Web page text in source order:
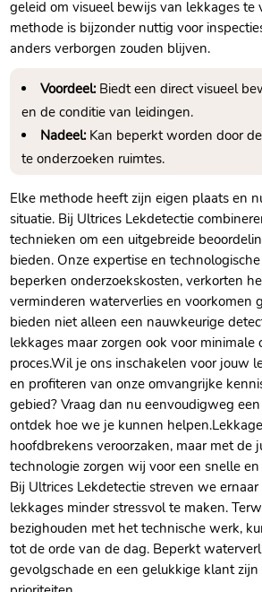
geleid om visueel bewijs van lekkages te
methode is bijzonder nuttig voor
anders verborgen zouden blijven.​
Voordeel:Biedt een direct visueel
en de conditie van leidingen.​
Nadeel:Kan beperkt worden door
te onderzoeken ruimtes.​
Elke methode heeft zijn eigen plaats en
situatie.​ Bij Ultrices Lekdetectie
technieken om een uitgebreide
bieden.​ Onze expertise en
beperken onderzoekskosten, verkorten
verminderen waterverlies en voorkomen
bieden niet alleen een nauwkeurige
lekkages maar zorgen ook voor
proces.​ Wil je ons inschakelen voor jouw
en profiteren van onze omvangrijke
gebied? Vraag dan nu eenvoudigweg een
ontdek hoe we je kunnen helpen.​
hoofdbrekens veroorzaken, maar met de
technologie zorgen wij voor een snelle
Bij Ultrices Lekdetectie streven we
lekkages minder stressvol te maken.​
bezighouden met het technische werk,
tot de orde van de dag.​ Beperkt
gevolgschade en een gelukkige klant